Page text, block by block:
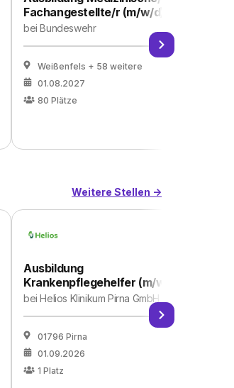
Fachangestellte/r (m/w/d)
beiBundeswehr
Weißenfels + 58 weitere
01.08.2027
80 Plätze
Weitere Stellen ->
Ausbildung
Krankenpflegehelfer (m/w/d)
beiHelios Klinikum Pirna GmbH
01796 Pirna
01.09.2026
1 Platz